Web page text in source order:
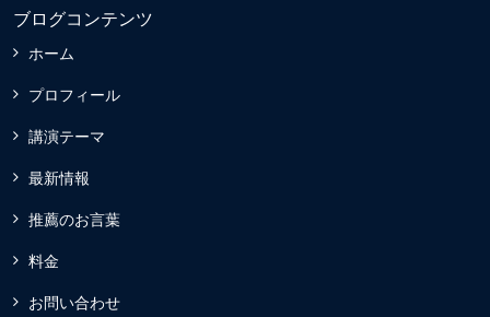
ブログコンテンツ
ホーム
プロフィール
講演テーマ
最新情報
推薦のお言葉
料金
お問い合わせ